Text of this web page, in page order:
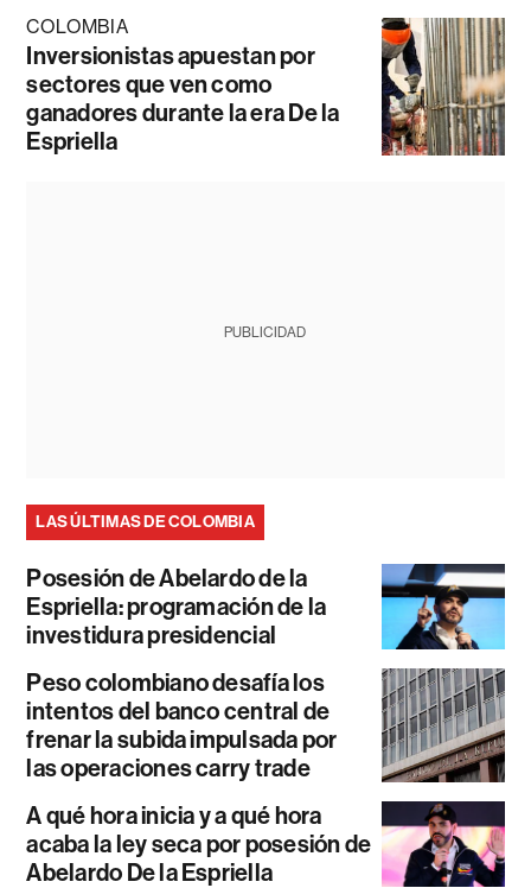
COLOMBIA
Inversionistas apuestan por
sectores que ven como
ganadores durante la era De la
Espriella
PUBLICIDAD
LAS ÚLTIMAS DE COLOMBIA
Posesión de Abelardo de la
Espriella: programación de la
investidura presidencial
Peso colombiano desafía los
intentos del banco central de
frenar la subida impulsada por
las operaciones carry trade
A qué hora inicia y a qué hora
acaba la ley seca por posesión de
Abelardo De la Espriella